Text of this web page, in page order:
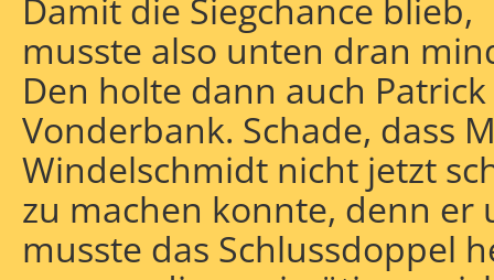
Damit die Siegchance blieb,
musste also unten dran
Den holte dann auch
Vonderbank. Schade, dass
Windelschmidt nicht jetzt
zu machen konnte, denn er
musste das Schlussdoppel